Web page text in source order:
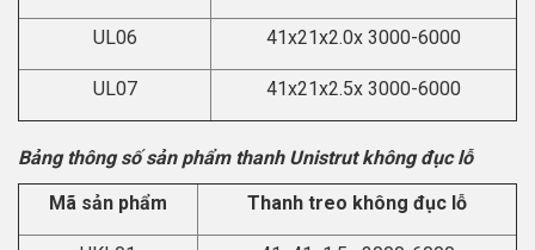
UL06 41x21x2.0x 3000-6000
UL07 41x21x2.5x 3000-6000
Bảng thông số sản phẩm thanh Unistrut không đục lỗ
Mã sản phẩm
Thanh treo không đục lỗ